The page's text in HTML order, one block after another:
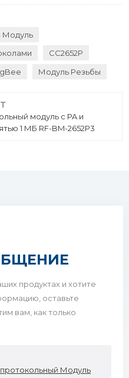
Модуль
CC2652P
Модуль Резьбы
модуль с PA и
1 МБ RF-BM-2652P3
продуктах и ​​хотите
оставьте
вам, как только
Модуль